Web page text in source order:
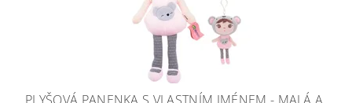
PLYŠOVÁ PANENKA S VLASTNÍM JMÉNEM - MALÁ A